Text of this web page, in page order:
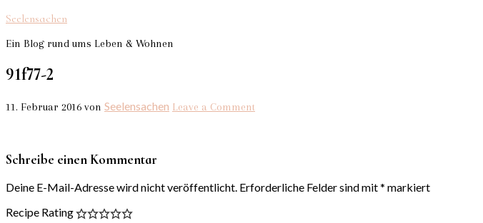
Seelensachen
Ein Blog rund ums Leben & Wohnen
91f77-2
11. Februar 2016 von Seelensachen Leave a Comment
Schreibe einen Kommentar
Deine E-Mail-Adresse wird nicht veröffentlicht. Erforderliche Felder sind mit* markiert
Recipe Rating